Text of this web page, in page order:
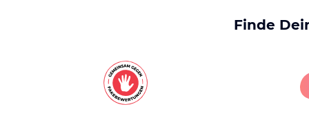
Finde